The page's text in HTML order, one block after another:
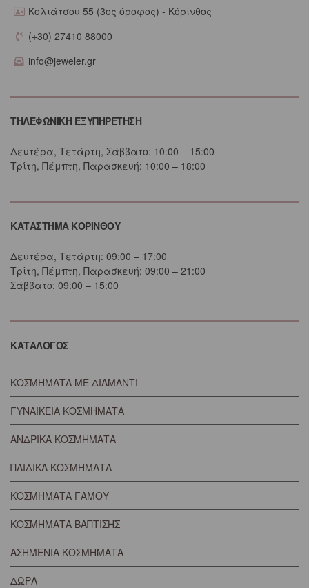
Κολιάτσου 55 (3ος όροφος) - Κόρινθος
(+30) 27410 88000
info@jeweler.gr
ΤΗΛΕΦΩΝΙΚΗ ΕΞΥΠΗΡΕΤΗΣΗ
Δευτέρα, Τετάρτη, Σάββατο: 10:00 – 15:00
Τρίτη, Πέμπτη, Παρασκευή: 10:00 – 18:00
ΚΑΤΑΣΤΗΜΑ ΚΟΡΙΝΘΟΥ
Δευτέρα, Τετάρτη: 09:00 – 17:00
Τρίτη, Πέμπτη, Παρασκευή: 09:00 – 21:00
Σάββατο: 09:00 – 15:00
ΚΑΤΑΛΟΓΟΣ
ΚΟΣΜΗΜΑΤΑ ΜΕ ΔΙΑΜΑΝΤΙ
ΓΥΝΑΙΚΕΙΑ ΚΟΣΜΗΜΑΤΑ
ΑΝΔΡΙΚΑ ΚΟΣΜΗΜΑΤΑ
ΠΑΙΔΙΚΑ ΚΟΣΜΗΜΑΤΑ
ΚΟΣΜΗΜΑΤΑ ΓΑΜΟΥ
ΚΟΣΜΗΜΑΤΑ ΒΑΠΤΙΣΗΣ
ΑΣΗΜΕΝΙΑ ΚΟΣΜΗΜΑΤΑ
ΔΩΡΑ